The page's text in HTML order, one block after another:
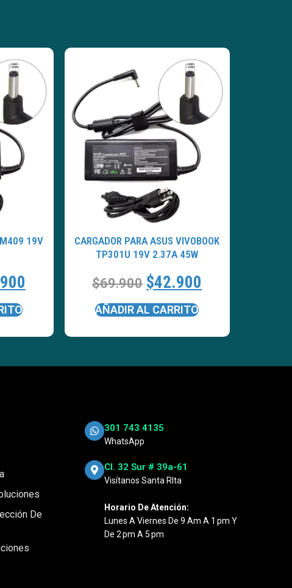
M409 19V
CARGADOR PARA ASUS VIVOBOOK
TP301U 19V 2.37A 45W
$69.900 $42.900
AÑADIR AL CARRITO
De
301 743 4135
WhatsApp
Cl. 32 Sur # 39a-61
Visítanos Santa RIta
Horario De Atención:
Lunes A Viernes De 9 Am A 1 Pm Y
De 2 Pm A 5 Pm